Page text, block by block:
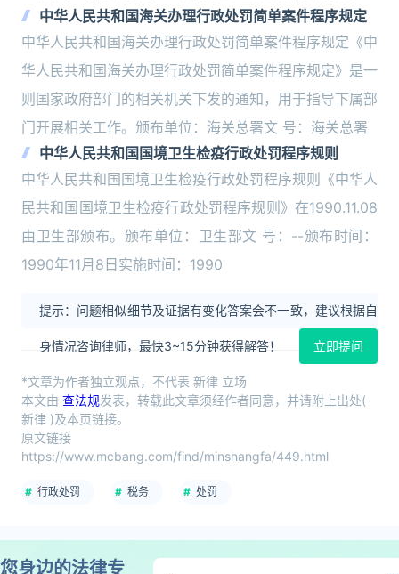
中华人民共和国海关办理行政处罚简单案件程序规定
中华人民共和国海关办理行政处罚简单案件程序规定《中
华人民共和国海关办理行政处罚简单案件程序规定》是一
则国家政府部门的相关机关下发的通知，用于指导下属部
门开展相关工作。颁布单位：海关总署文 号：海关总署
中华人民共和国国境卫生检疫行政处罚程序规则
中华人民共和国国境卫生检疫行政处罚程序规则《中华人
民共和国国境卫生检疫行政处罚程序规则》在1990.11.08
由卫生部颁布。颁布单位：卫生部文 号：--颁布时间：
1990年11月8日实施时间：1990
提示：问题相似细节及证据有变化答案会不一致，建议根据自
身情况咨询律师，最快3~15分钟获得解答！ 立即提问
*文章为作者独立观点，不代表 新律 立场
本文由 查法规发表，转载此文章须经作者同意，并请附上出处(
新律 )及本页链接。
原文链接
https://www.mcbang.com/find/minshangfa/449.html
行政处罚 税务 处罚
您身边的法律专